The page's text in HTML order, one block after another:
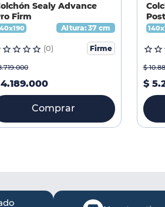
Sealy Advance
Firm
Altura: 37 cm
(0) Firme
.719.000
4.189.000
Comprar
$ 10.
$ 5.